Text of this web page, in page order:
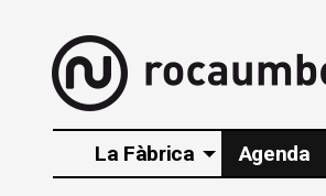
La Fàbrica Agenda